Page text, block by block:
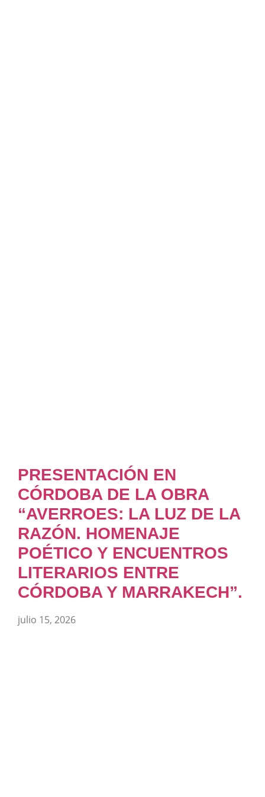
PRESENTACIÓN EN
CÓRDOBA DE LA OBRA
“AVERROES: LA LUZ DE LA
RAZÓN. HOMENAJE
POÉTICO Y ENCUENTROS
LITERARIOS ENTRE
CÓRDOBA Y MARRAKECH”.
julio 15, 2026